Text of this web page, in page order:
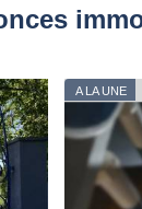
A LA UNE